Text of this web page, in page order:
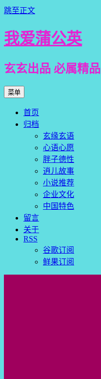
跳至正文
我爱蒲公英
玄玄出品 必属精品
菜单
首页
归档
玄缘玄语
心语心愿
胖子德性
逍儿故事
小说推荐
企业文化
中国特色
留言
关于
RSS
谷歌订阅
鲜果订阅